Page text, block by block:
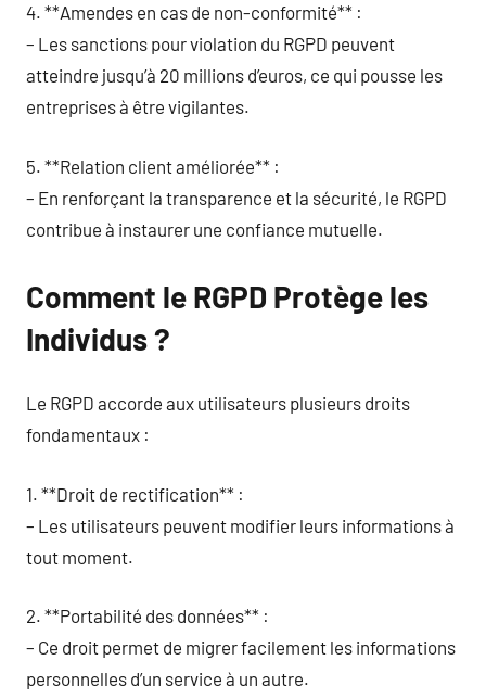
4. **Amendes en cas de non-conformité** :
– Les sanctions pour violation du RGPD peuvent
atteindre jusqu’à 20 millions d’euros, ce qui pousse les
entreprises à être vigilantes.
5. **Relation client améliorée** :
– En renforçant la transparence et la sécurité, le RGPD
contribue à instaurer une confiance mutuelle.
Comment le RGPD Protège les
Individus ?
Le RGPD accorde aux utilisateurs plusieurs droits
fondamentaux :
1. **Droit de rectification** :
– Les utilisateurs peuvent modifier leurs informations à
tout moment.
2. **Portabilité des données** :
– Ce droit permet de migrer facilement les informations
personnelles d’un service à un autre.